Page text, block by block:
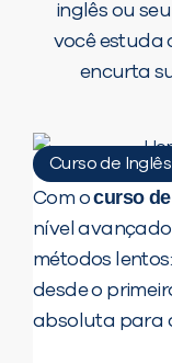
inglês ou
você estuda
encurta
Curso de Inglês
Com ocurso
nível avançado
métodos
desde o
absoluta para